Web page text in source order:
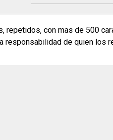
repetidos, con mas de 500
responsabilidad de quien los